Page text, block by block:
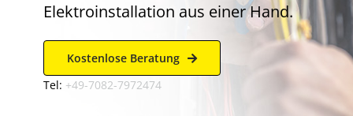
Elektroinstallation aus einer Hand.
Kostenlose Beratung
Tel: +49-7082-7972474